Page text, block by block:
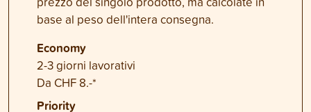
base al peso dell'intera consegna.
Economy
2-3 giorni lavorativi
Da CHF 8.-*
Priority